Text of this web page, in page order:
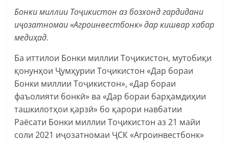
Бонки миллии Тоҷикистон аз бозхонд гардидани
иҷозатномаи «Агроинвестбонк» дар кишвар хабар
медиҳад.
Ба иттилои Бонки миллии Тоҷикистон, мутобиқи
қонунҳои Ҷумҳурии Тоҷикистон «Дар бораи
Бонки миллии Тоҷикистон», «Дар бораи
фаъолияти бонкӣ» ва «Дар бораи барҳамдиҳии
ташкилотҳои қарзӣ» бо қарори навбатии
Раёсати Бонки миллии Тоҷикистон аз 21 майи
соли 2021 иҷозатномаи ҶСК «Агроинвестбонк»